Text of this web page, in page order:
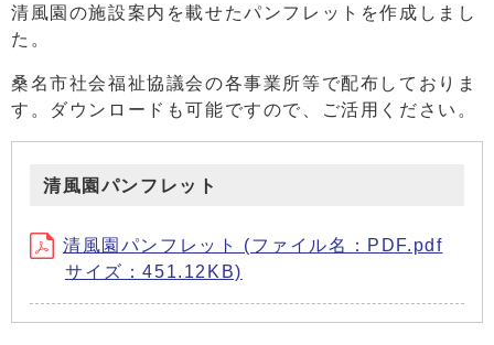
清風園の施設案内を載せたパンフレットを作成しまし
た。
桑名市社会福祉協議会の各事業所等で配布しておりま
す。ダウンロードも可能ですので、ご活用ください。
清風園パンフレット
清風園パンフレット (ファイル名：PDF.pdf
サイズ：451.12KB)